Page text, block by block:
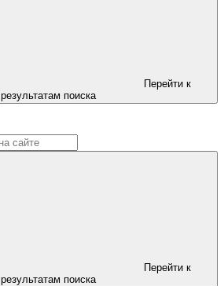
Перейти к
результатам поиска
Перейти к
результатам поиска